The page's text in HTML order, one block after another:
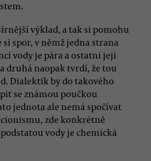
výklad, a tak si pomohu
spor, v němž jedna strana
vody je pára a ostatní její
druhá naopak tvrdí, že tou
Dialektik by do takového
se známou poučkou
jednota ale nemá spočívat
zde konkrétně
vody je chemická